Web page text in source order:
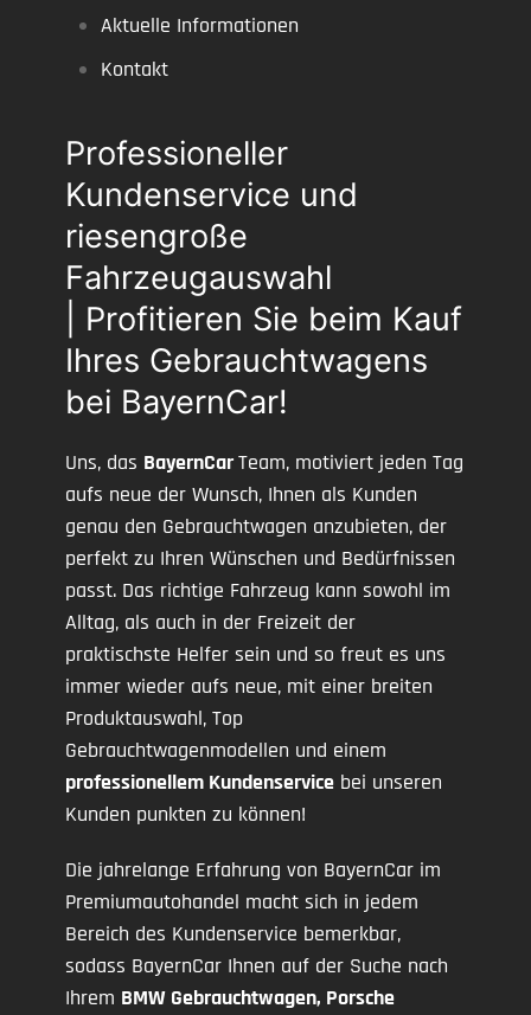
Aktuelle Informationen
Kontakt
Professioneller
Kundenservice und
riesengroße
Fahrzeugauswahl
| Profitieren Sie beim Kauf
Ihres Gebrauchtwagens
bei BayernCar!
Uns, das BayernCarTeam, motiviert jeden Tag
aufs neue der Wunsch, Ihnen als Kunden
genau den Gebrauchtwagen anzubieten, der
perfekt zu Ihren Wünschen und Bedürfnissen
passt. Das richtige Fahrzeug kann sowohl im
Alltag, als auch in der Freizeit der
praktischste Helfer sein und so freut es uns
immer wieder aufs neue, mit einer breiten
Produktauswahl, Top
Gebrauchtwagenmodellen und einem
professionellem Kundenservice bei unseren
Kunden punkten zu können!
Die jahrelange Erfahrung von BayernCar im
Premiumautohandel macht sich in jedem
Bereich des Kundenservice bemerkbar,
sodass BayernCar Ihnen auf der Suche nach
Ihrem BMW Gebrauchtwagen, Porsche